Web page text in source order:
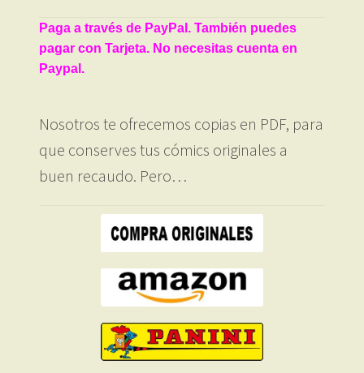
Paga a través de PayPal. También puedes
pagar con Tarjeta. No necesitas cuenta en
Paypal.
Nosotros te ofrecemos copias en PDF, para
que conserves tus cómics originales a
buen recaudo. Pero…